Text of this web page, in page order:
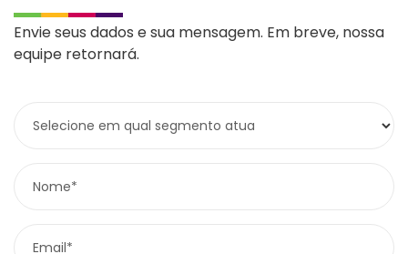
Envie seus dados e sua mensagem. Em breve, nossa
equipe retornará.
Selecione em qual segmento atua
Nome*
Email*